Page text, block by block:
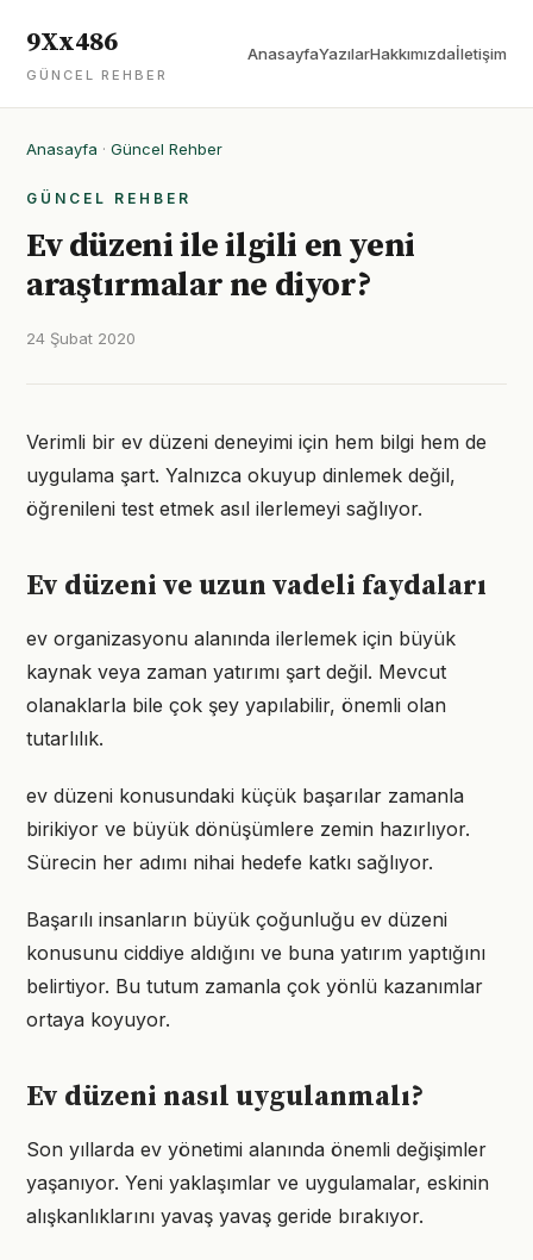
9Xx486
GÜNCEL REHBER
AnasayfaYazılarHakkımızdaİletişim
Anasayfa · Güncel Rehber
GÜNCEL REHBER
Ev düzeni ile ilgili en yeni
araştırmalar ne diyor?
24 Şubat 2020
Verimli bir ev düzeni deneyimi için hem bilgi hem de
uygulama şart. Yalnızca okuyup dinlemek değil,
öğrenileni test etmek asıl ilerlemeyi sağlıyor.
Ev düzeni ve uzun vadeli faydaları
ev organizasyonu alanında ilerlemek için büyük
kaynak veya zaman yatırımı şart değil. Mevcut
olanaklarla bile çok şey yapılabilir, önemli olan
tutarlılık.
ev düzeni konusundaki küçük başarılar zamanla
birikiyor ve büyük dönüşümlere zemin hazırlıyor.
Sürecin her adımı nihai hedefe katkı sağlıyor.
Başarılı insanların büyük çoğunluğu ev düzeni
konusunu ciddiye aldığını ve buna yatırım yaptığını
belirtiyor. Bu tutum zamanla çok yönlü kazanımlar
ortaya koyuyor.
Ev düzeni nasıl uygulanmalı?
Son yıllarda ev yönetimi alanında önemli değişimler
yaşanıyor. Yeni yaklaşımlar ve uygulamalar, eskinin
alışkanlıklarını yavaş yavaş geride bırakıyor.